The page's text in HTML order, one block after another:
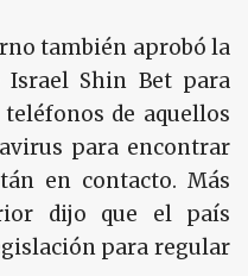
también aprobó la
Israel Shin Bet para
de aquellos
para encontrar
en contacto. Más
dijo que el país
para regular